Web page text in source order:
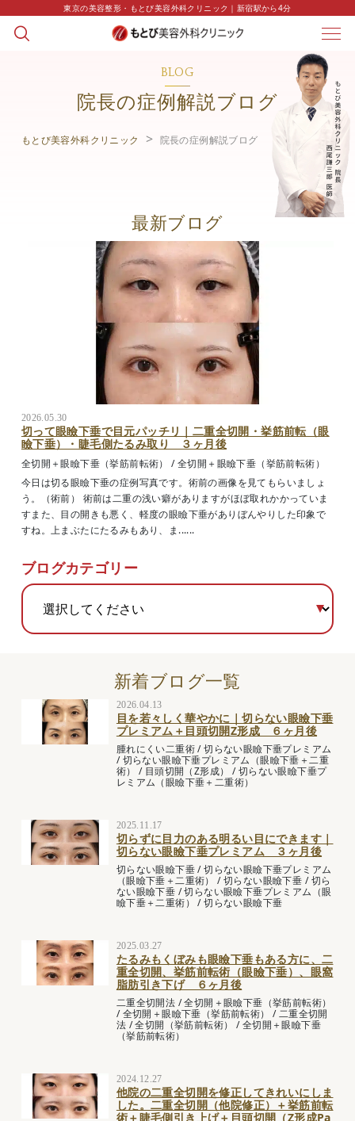
東京の美容整形・もとび美容外科クリニック｜新宿駅から4分
BLOG
院長の症例解説ブログ
もとび美容外科クリニック 院長の症例解説ブログ
最新ブログ
2026.05.30
切って眼瞼下垂で目元パッチリ｜二重全切開・挙筋前転（眼
瞼下垂）・睫毛側たるみ取り ３ヶ月後
全切開＋眼瞼下垂（挙筋前転術） /全切開＋眼瞼下垂（挙筋前転術）
今日は切る眼瞼下垂の症例写真です。術前の画像を見てもらいましょ
う。（術前） 術前は二重の浅い癖がありますがほぼ取れかかっていま
すまた、目の開きも悪く、軽度の眼瞼下垂がありぼんやりした印象で
すね。上まぶたにたるみもあり、ま......
ブログカテゴリー
新着ブログ一覧
2026.04.13
目を若々しく華やかに｜切らない眼瞼下垂
プレミアム＋目頭切開Z形成 ６ヶ月後
腫れにくい二重術/切らない眼瞼下垂プレミアム
/切らない眼瞼下垂プレミアム（眼瞼下垂＋二重
術）
/ 目頭切開（Z形成） /切らない眼瞼下垂プ
レミアム（眼瞼下垂＋二重術）
2025.11.17
切らずに目力のある明るい目にできます｜
切らない眼瞼下垂プレミアム ３ヶ月後
切らない眼瞼下垂/切らない眼瞼下垂プレミアム
（眼瞼下垂＋二重術）
/切らない眼瞼下垂 /切ら
ない眼瞼下垂 /切らない眼瞼下垂プレミアム（眼
瞼下垂＋二重術） /切らない眼瞼下垂
2025.03.27
たるみもくぼみも眼瞼下垂もある方に、二
重全切開、挙筋前転術（眼瞼下垂）、眼窩
脂肪引き下げ ６ヶ月後
二重全切開法 /全切開＋眼瞼下垂（挙筋前転術）
/全切開＋眼瞼下垂（挙筋前転術） /二重全切開
法 /全切開（挙筋前転術） /全切開＋眼瞼下垂
（挙筋前転術）
2024.12.27
他院の二重全切開を修正してきれいにしま
した。二重全切開（他院修正）＋挙筋前転
術＋睫毛側引き上げ＋目頭切開（Z形成Pa